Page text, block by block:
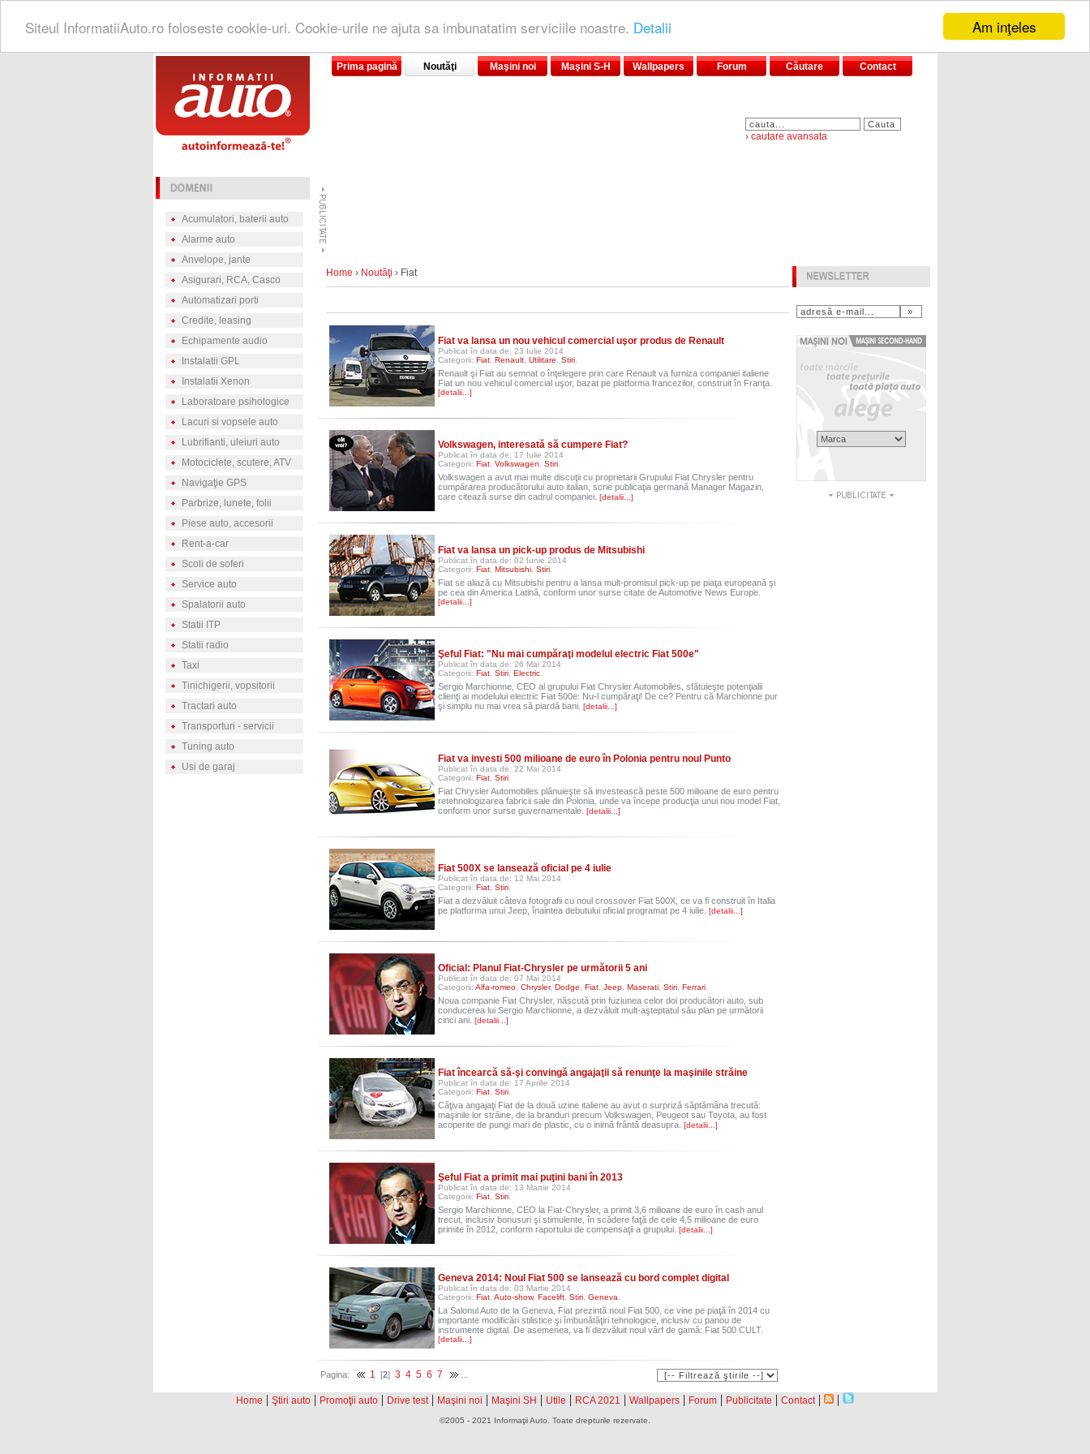
Am inţeles
Siteul InformatiiAuto.ro foloseste cookie-uri. Cookie-urile ne ajuta sa imbunatatim serviciile noastre. Detalii
Prima pagină Noutăţi Maşini noi Maşini S-H Wallpapers Forum Căutare Contact
› cautare avansata
Acumulatori, baterii auto
Alarme auto
Anvelope, jante
Asigurari, RCA, Casco
Automatizari porti
Credite, leasing
Echipamente audio
Instalatii GPL
Instalatii Xenon
Laboratoare psihologice
Lacuri si vopsele auto
Lubrifianti, uleiuri auto
Motociclete, scutere, ATV
Navigaţie GPS
Parbrize, lunete, folii
Piese auto, accesorii
Rent-a-car
Scoli de soferi
Service auto
Spalatorii auto
Statii ITP
Statii radio
Taxi
Tinichigerii, vopsitorii
Tractari auto
Transporturi - servicii
Tuning auto
Usi de garaj
Home › Noutăţi › Fiat
Fiat va lansa un nou vehicul comercial uşor produs de Renault
Publicat în data de: 23 Iulie 2014
Categorii: Fiat, Renault, Utilitare Stiri.
Renault şi Fiat au semnat o înţelegere prin care Renault va furniza companiei italiene
Fiat un nou vehicul comercial uşor, bazat pe platforma francezilor, construit în Franţa.
[detalii...]
Volkswagen, interesată să cumpere Fiat?
Publicat în data de: 17 Iulie 2014
Categorii: Fiat, Volkswagen Stiri.
Volkswagen a avut mai multe discuţii cu proprietarii Grupului Fiat Chrysler pentru
cumpărarea producătorului auto italian, scrie publicaţia germană Manager Magazin,
care citează surse din cadrul companiei. [detalii...]
Fiat va lansa un pick-up produs de Mitsubishi
Publicat în data de: 02 Iunie 2014
Categorii: Fiat, Mitsubishi, Stiri.
Fiat se aliază cu Mitsubishi pentru a lansa mult-promisul pick-up pe piaţa europeană şi
pe cea din America Latină, conform unor surse citate de Automotive News Europe.
[detalii...]
Şeful Fiat: "Nu mai cumpăraţi modelul electric Fiat 500e"
Publicat în data de: 26 Mai 2014
Categorii: Fiat, Stiri, Electric.
Sergio Marchionne, CEO al grupului Fiat Chrysler Automobiles, sfătuieşte potenţialii
clienţi ai modelului electric Fiat 500e: Nu-l cumpăraţi! De ce? Pentru că Marchionne pur
şi simplu nu mai vrea să piardă bani. [detalii...]
Fiat va investi 500 milioane de euro în Polonia pentru noul Punto
Publicat în data de: 22 Mai 2014
Categorii: Fiat, Stiri.
Fiat Chrysler Automobiles plănuieşte să investească peste 500 milioane de euro pentru
retehnologizarea fabricii sale din Polonia, unde va începe producţia unui nou model Fiat,
conform unor surse guvernamentale. [detalii...]
Fiat 500X se lansează oficial pe 4 iulie
Publicat în data de: 12 Mai 2014
Categorii: Fiat, Stiri.
Fiat a dezvăluit câteva fotografii cu noul crossover Fiat 500X, ce va fi construit în Italia
pe platforma unui Jeep, înaintea debutului oficial programat pe 4 iulie. [detalii...]
Oficial: Planul Fiat-Chrysler pe următorii 5 ani
Publicat în data de: 07 Mai 2014
Categorii: Alfa-romeo, Chrysler, Dodge Fiat, Jeep, Maserati, Stiri, Ferrari.
Noua companie Fiat Chrysler, născută prin fuziunea celor doi producători auto, sub
conducerea lui Sergio Marchionne, a dezvăluit mult-aşteptatul său plan pe următorii
cinci ani. [detalii...]
Fiat încearcă să-şi convingă angajaţii să renunţe la maşinile străine
Publicat în data de: 17 Aprilie 2014
Categorii: Fiat, Stiri.
Câţiva angajaţi Fiat de la două uzine italiene au avut o surpriză săptămâna trecută:
maşinile lor străine, de la branduri precum Volkswagen, Peugeot sau Toyota, au fost
acoperite de pungi mari de plastic, cu o inimă frântă deasupra. [detalii...]
Şeful Fiat a primit mai puţini bani în 2013
Publicat în data de: 13 Martie 2014
Categorii: Fiat, Stiri.
Sergio Marchionne, CEO la Fiat-Chrysler, a primit 3,6 milioane de euro în cash anul
trecut, inclusiv bonusuri şi stimulente, în scădere faţă de cele 4,5 milioane de euro
primite în 2012, conform raportului de compensaţii a grupului. [detalii...]
Geneva 2014: Noul Fiat 500 se lansează cu bord complet digital
Publicat în data de: 03 Martie 2014
Categorii: Fiat, Auto-show, Facelift, Stiri, Geneva
La Salonul Auto de la Geneva, Fiat prezintă noul Fiat 500, ce vine pe piaţă în 2014 cu
importante modificări stilistice şi îmbunătăţiri tehnologice, inclusiv cu panou de
instrumente digital. De asemenea, va fi dezvăluit noul vârf de gamă: Fiat 500 CULT.
[detalii...]
Pagina: 1 [2] 3 4 5 6 7
Home | Ştiri auto | Promoţii auto | Drive test | Maşini noi | Maşini SH | Utile | RCA 2021 | Wallpapers | Forum | Publicitate | Contact | |
©2005 - 2021 Informaţii Auto. Toate drepturile rezervate.